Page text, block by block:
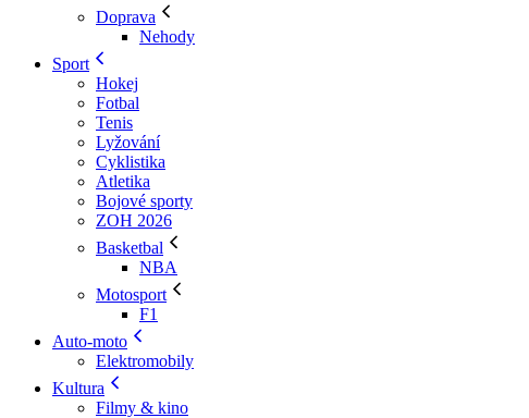
Doprava
Nehody
Sport
Hokej
Fotbal
Tenis
Lyžování
Cyklistika
Atletika
Bojové sporty
ZOH 2026
Basketbal
NBA
Motosport
F1
Auto-moto
Elektromobily
Kultura
Filmy & kino